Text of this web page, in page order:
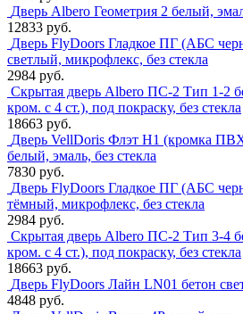
Дверь Albero Геометрия 2 белый,
12833 руб.
Дверь FlyDoors Гладкое ПГ (АБС
светлый, микрофлекс, без стекла
2984 руб.
Скрытая дверь Albero ПС-2 Тип 1-2
кром. с 4 ст.), под покраску, без стекла
18663 руб.
Дверь VellDoris Флэт H1 (кромка
белый, эмаль, без стекла
7830 руб.
Дверь FlyDoors Гладкое ПГ (АБС
тёмный, микрофлекс, без стекла
2984 руб.
Скрытая дверь Albero ПС-2 Тип 3-4
кром. с 4 ст.), под покраску, без стекла
18663 руб.
Дверь FlyDoors Лайн LN01 бетон
4848 руб.